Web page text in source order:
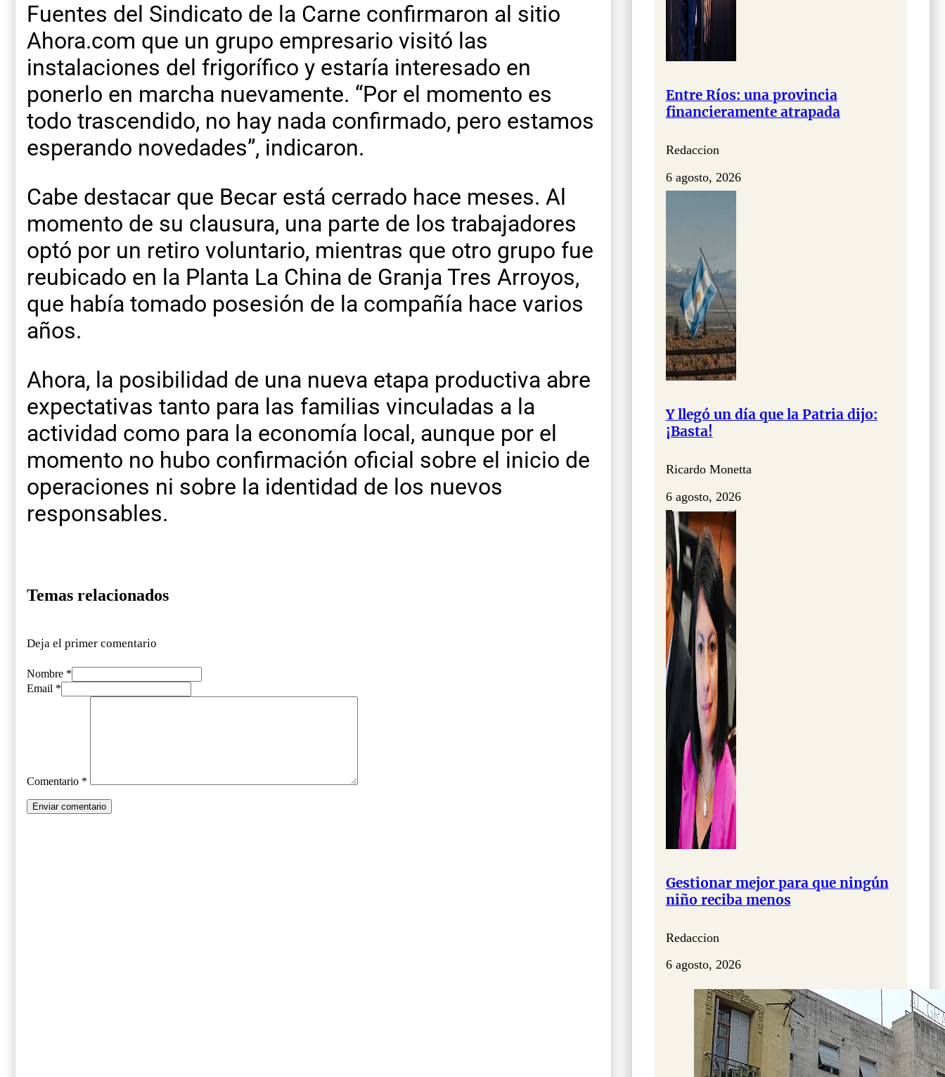
Fuentes del Sindicato de la Carne confirmaron al sitio
Ahora.com que un grupo empresario visitó las
instalaciones del frigorífico y estaría interesado en
ponerlo en marcha nuevamente. “Por el momento es
todo trascendido, no hay nada confirmado, pero estamos
esperando novedades”, indicaron.
Cabe destacar que Becar está cerrado hace meses. Al
momento de su clausura, una parte de los trabajadores
optó por un retiro voluntario, mientras que otro grupo fue
reubicado en la Planta La China de Granja Tres Arroyos,
que había tomado posesión de la compañía hace varios
años.
Ahora, la posibilidad de una nueva etapa productiva abre
expectativas tanto para las familias vinculadas a la
actividad como para la economía local, aunque por el
momento no hubo confirmación oficial sobre el inicio de
operaciones ni sobre la identidad de los nuevos
responsables.
Temas relacionados
Deja el primer comentario
Nombre *
Email *
Comentario *
Entre Ríos: una provincia
financieramente atrapada
Redaccion
6 agosto, 2026
Y llegó un día que la Patria dijo:
¡Basta!
Ricardo Monetta
6 agosto, 2026
Gestionar mejor para que ningún
niño reciba menos
Redaccion
6 agosto, 2026